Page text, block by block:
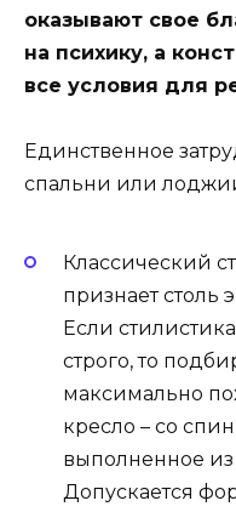
оказывают свое
на психику, а
все условия для
Единственное
спальни или
Классический
признает столь
Если
строго, то
максимально
кресло – со
выполненное
Допускается